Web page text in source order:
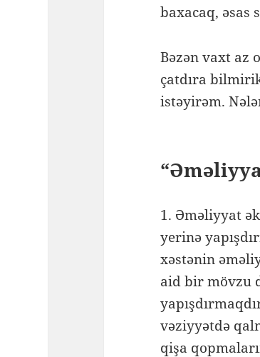
baxacaq, əsas
Bəzən vaxt az
çatdıra
istəyirəm.
1. Əməliyyat
yerinə
xəstənin
aid bir mövzu
vəziyyətdə
qişa